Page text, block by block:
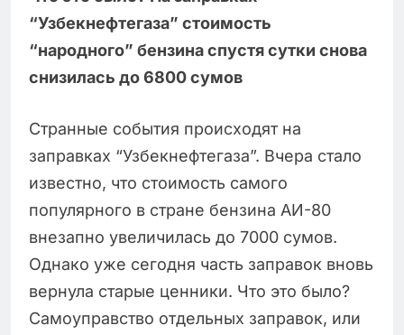
“Узбекнефтегаза” стоимость
“народного” бензина спустя сутки снова
снизилась до 6800 сумов
Странные события происходят на
заправках “Узбекнефтегаза”. Вчера стало
известно, что стоимость самого
популярного в стране бензина АИ-80
внезапно увеличилась до 7000 сумов.
Однако уже сегодня часть заправок вновь
вернула старые ценники. Что это было?
Самоуправство отдельных заправок, или